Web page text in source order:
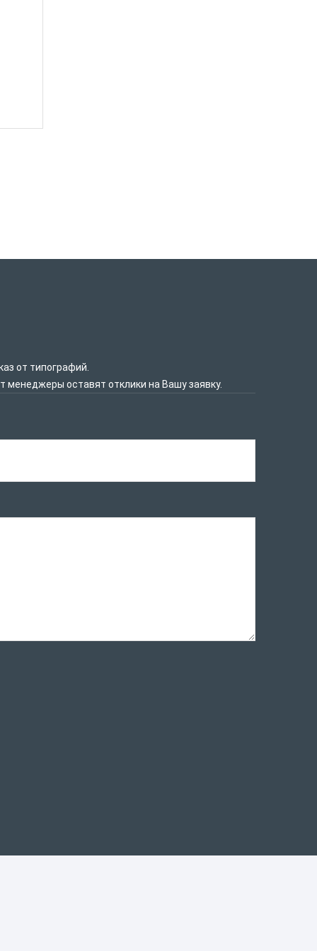
от типографий.
менеджеры оставят отклики на Вашу заявку.